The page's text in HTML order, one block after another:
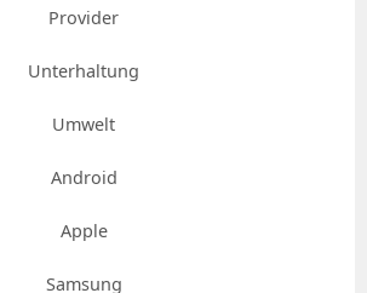
Provider
Unterhaltung
Umwelt
Android
Apple
Samsung